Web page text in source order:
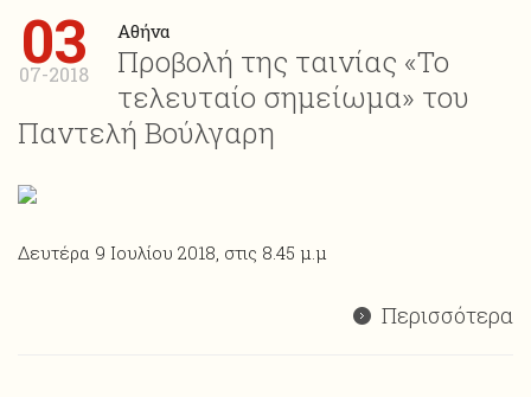
03
07-2018
Αθήνα
Προβολή της ταινίας «Το
τελευταίο σημείωμα» του
Παντελή Βούλγαρη
Δευτέρα 9 Ιουλίου 2018, στις 8.45 μ.μ
Περισσότερα